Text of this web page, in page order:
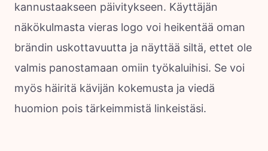
kannustaakseen päivitykseen. Käyttäjän
näkökulmasta vieras logo voi heikentää oman
brändin uskottavuutta ja näyttää siltä, ettet ole
valmis panostamaan omiin työkaluihisi. Se voi
myös häiritä kävijän kokemusta ja viedä
huomion pois tärkeimmistä linkeistäsi.